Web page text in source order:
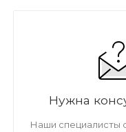
Нужна
Наши специалисты